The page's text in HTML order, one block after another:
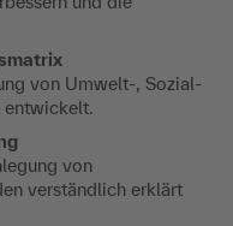
von Umwelt-, Sozial-
entwickelt.
von
verständlich erklärt